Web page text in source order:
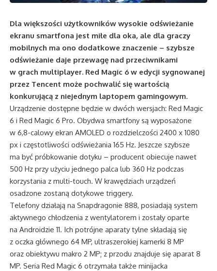
Dla większości użytkowników wysokie odświeżanie
ekranu smartfona jest miłe dla oka, ale dla graczy
mobilnych ma ono dodatkowe znaczenie – szybsze
odświeżanie daje przewagę nad przeciwnikami
w grach multiplayer. Red Magic 6 w edycji sygnowanej
przez Tencent może pochwalić się wartością
konkurującą z niejednym laptopem gamingowym.
Urządzenie dostępne będzie w dwóch wersjach: Red Magic
6 i Red Magic 6 Pro. Obydwa smartfony są wyposażone
w 6,8-calowy ekran AMOLED o rozdzielczości 2400 x 1080
px i częstotliwości odświeżania 165 Hz. Jeszcze szybsze
ma być próbkowanie dotyku – producent obiecuje nawet
500 Hz przy użyciu jednego palca lub 360 Hz podczas
korzystania z multi-touch. W krawędziach urządzeń
osadzone zostaną dotykowe triggery.
Telefony działają na Snapdragonie 888, posiadają system
aktywnego chłodzenia z wentylatorem i zostały oparte
na Androidzie 11. Ich potrójne aparaty tylne składają się
z oczka głównego 64 MP, ultraszerokiej kamerki 8 MP
oraz obiektywu makro 2 MP; z przodu znajduje się aparat 8
MP. Seria Red Magic 6 otrzymała także minijacka